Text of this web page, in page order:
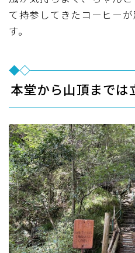
て持参してきたコーヒー
す。
本堂から山頂までは